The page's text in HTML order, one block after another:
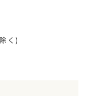
く)